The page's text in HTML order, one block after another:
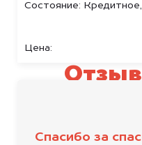
Состояние:
Цена:
Спасибо за